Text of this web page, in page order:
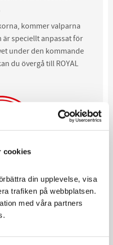
cookies
din upplevelse, visa
trafiken på webbplatsen.
med våra partners
kommer valparna
speciellt anpassat för
under den kommande
du övergå till ROYAL
eller katt inte tycker
har köpt, kan du få en ny
med vår smakgaranti.